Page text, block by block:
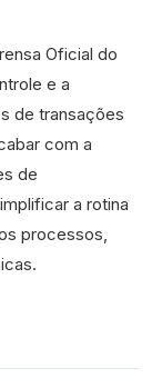
Oficial do
e a
de transações
com a
de
a rotina
processos,